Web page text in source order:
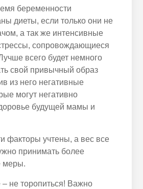
беременности
диеты, если только они не
а так же интенсивные
сопровождающиеся
всего будет немного
свой привычный образ
из него негативные
могут негативно
будущей мамы и
факторы учтены, а вес все
принимать более
меры.
не торопиться! Важно